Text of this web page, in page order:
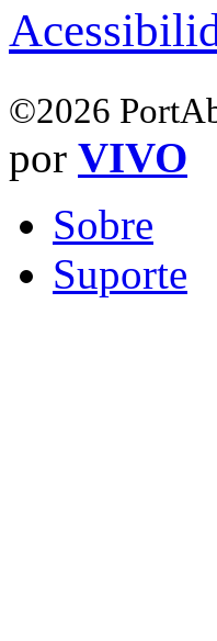
©2026
por VIVO
Sobre
Suporte